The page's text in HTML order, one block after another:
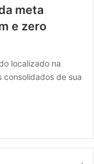
meta
e zero
localizado na
consolidados de sua